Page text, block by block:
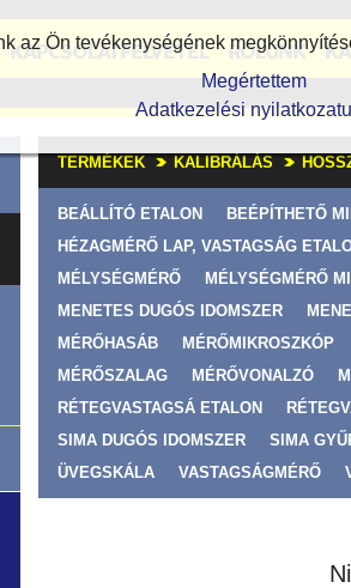
az Ön tevékenységének
Megértettem
Adatkezelési
KAPCSOLATFELVÉTEL RÓLUNK
TERMÉKEK KALIBRÁLÁS
BEÁLLÍTÓ ETALON BEÉPÍTHETŐ
HÉZAGMÉRŐ LAP, VASTAGSÁG
MÉLYSÉGMÉRŐ
MÉLYSÉGMÉRŐ
MENETES DUGÓS IDOMSZER
MÉRŐHASÁB
MÉRŐMIKROSZKÓP
MÉRŐSZALAG
MÉRŐVONALZÓ
RÉTEGVASTAGSÁ ETALON
SIMA DUGÓS IDOMSZER
SIMA
ÜVEGSKÁLA
VASTAGSÁGMÉRŐ